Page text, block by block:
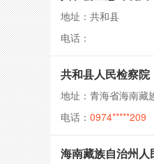
地址：共和县
电话：
共和县人民检察院
地址：青海省海南藏
电话： 0974*****209
海南藏族自治州人